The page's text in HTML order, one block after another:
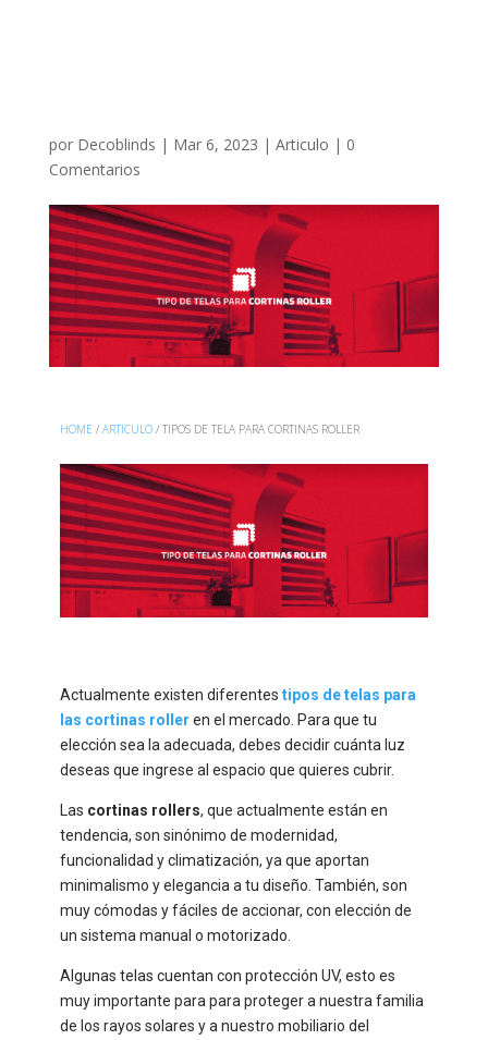
por Decoblinds | Mar 6, 2023 | Articulo | 0
Comentarios
HOME / ARTICULO/ TIPOS DE TELA PARA CORTINAS ROLLER
Actualmente existen diferentes tipos de telas para
las cortinas roller en el mercado. Para que tu
elección sea la adecuada, debes decidir cuánta luz
deseas que ingrese al espacio que quieres cubrir.
Las cortinas rollers, que actualmente están en
tendencia, son sinónimo de modernidad,
funcionalidad y climatización, ya que aportan
minimalismo y elegancia a tu diseño. También, son
muy cómodas y fáciles de accionar, con elección de
un sistema manual o motorizado.
Algunas telas cuentan con protección UV, esto es
muy importante para para proteger a nuestra familia
de los rayos solares y a nuestro mobiliario del